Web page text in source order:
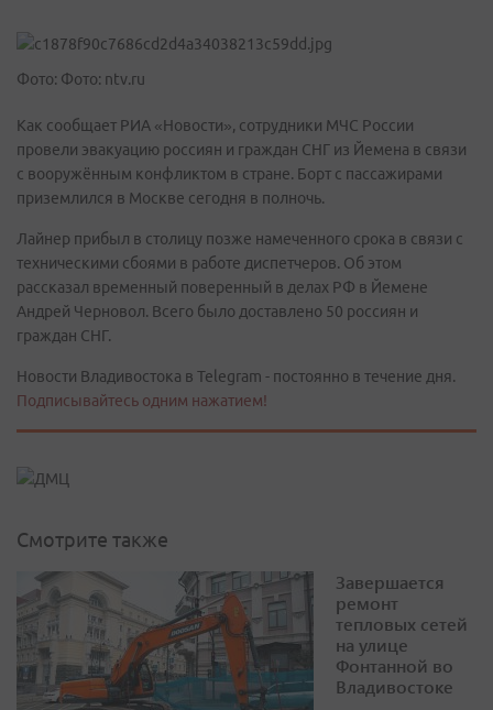
Фото: Фото: ntv.ru
Как сообщает РИА «Новости», сотрудники МЧС России
провели эвакуацию россиян и граждан СНГ из Йемена в связи
с вооружённым конфликтом в стране. Борт с пассажирами
приземлился в Москве сегодня в полночь.
Лайнер прибыл в столицу позже намеченного срока в связи с
техническими сбоями в работе диспетчеров. Об этом
рассказал временный поверенный в делах РФ в Йемене
Андрей Черновол. Всего было доставлено 50 россиян и
граждан СНГ.
Новости Владивостока в Telegram - постоянно в течение дня.
Подписывайтесь одним нажатием!
Смотрите также
Завершается
ремонт
тепловых сетей
на улице
Фонтанной во
Владивостоке